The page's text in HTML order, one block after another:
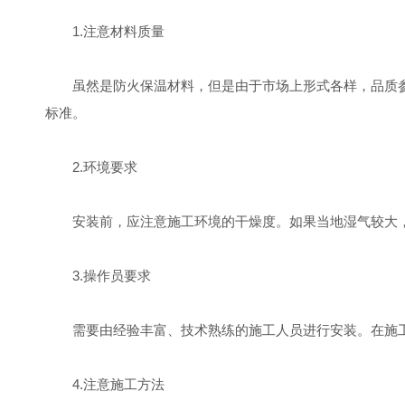
1.注意材料质量
虽然是防火保温材料，但是由于市场上形式各样，品质
标准。
2.环境要求
安装前，应注意施工环境的干燥度。如果当地湿气较大
3.操作员要求
需要由经验丰富、技术熟练的施工人员进行安装。在施
4.注意施工方法